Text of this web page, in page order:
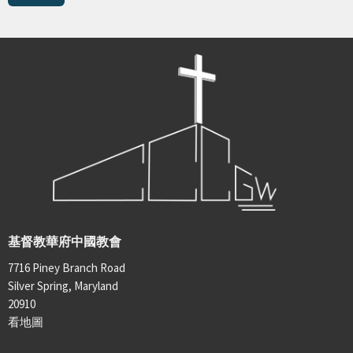
基督教華府中國教會
7716 Piney Branch Road
Silver Spring, Maryland
20910
看地圖